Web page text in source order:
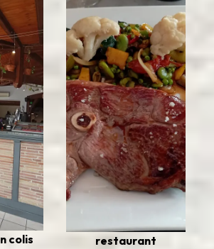
colis
restaurant